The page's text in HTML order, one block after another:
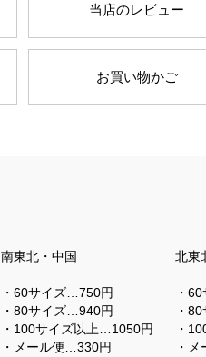
当店のレビュー
お買い物かご
南東北・中国 北東
・60サイズ…750円
・80サイズ…940円
・100サイズ以上…1050円
・メール便…330円
・
・
・
・